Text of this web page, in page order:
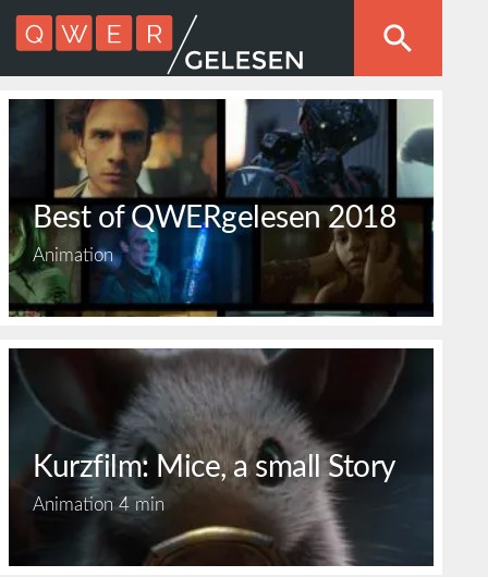
Best of QWERgelesen 2018
Animation
Kurzfilm: Mice, a small Story
Animation4 min